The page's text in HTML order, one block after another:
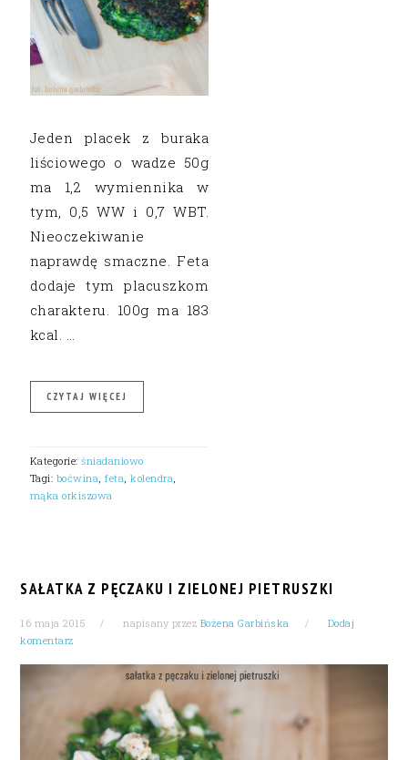
Jeden placek z buraka
liściowego o wadze 50g
ma 1,2 wymiennika w
tym, 0,5 WW i 0,7 WBT.
Nieoczekiwanie
naprawdę smaczne. Feta
dodaje tym placuszkom
charakteru. 100g ma 183
kcal. …
CZYTAJ WIĘCEJ
Kategorie:śniadaniowo
Tagi: boćwina,feta,kolendra,
mąka orkiszowa
SAŁATKA Z PĘCZAKU I ZIELONEJ PIETRUSZKI
16 maja 2015 napisany przez Bożena Garbińska
Dodaj
komentarz